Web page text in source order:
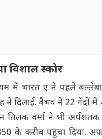
विशाल स्कोर
में भारत ए ने पहले
दिलाई. वैभव ने 22 गेंदों में
वर्मा ने भी
के करीब पहुंचा दिया.